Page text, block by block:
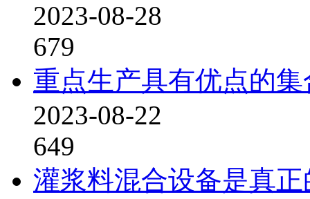
2023-08-28
679
重点生产具有优点的
2023-08-22
649
灌浆料混合设备是真